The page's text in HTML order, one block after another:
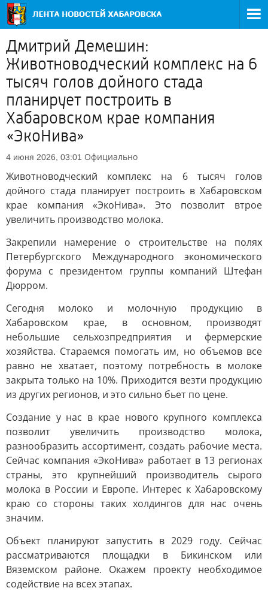
Дмитрий Демешин:
Животноводческий комплекс на 6
тысяч голов дойного стада
планирует построить в
Хабаровском крае компания
«ЭкоНива»
4 июня 2026, 03:01 Официально
Животноводческий комплекс на 6 тысяч голов
дойного стада планирует построить в Хабаровском
крае компания «ЭкоНива». Это позволит втрое
увеличить производство молока.
Закрепили намерение о строительстве на полях
Петербургского Международного экономического
форума с президентом группы компаний Штефан
Дюрром.
Сегодня молоко и молочную продукцию в
Хабаровском крае, в основном, производят
небольшие сельхозпредприятия и фермерские
хозяйства. Стараемся помогать им, но объемов все
равно не хватает, поэтому потребность в молоке
закрыта только на 10%. Приходится везти продукцию
из других регионов, и это сильно бьет по цене.
Создание у нас в крае нового крупного комплекса
позволит увеличить производство молока,
разнообразить ассортимент, создать рабочие места.
Сейчас компания «ЭкоНива» работает в 13 регионах
страны, это крупнейший производитель сырого
молока в России и Европе. Интерес к Хабаровскому
краю со стороны таких холдингов для нас очень
значим.
Объект планируют запустить в 2029 году. Сейчас
рассматриваются площадки в Бикинском или
Вяземском районе. Окажем проекту необходимое
содействие на всех этапах.